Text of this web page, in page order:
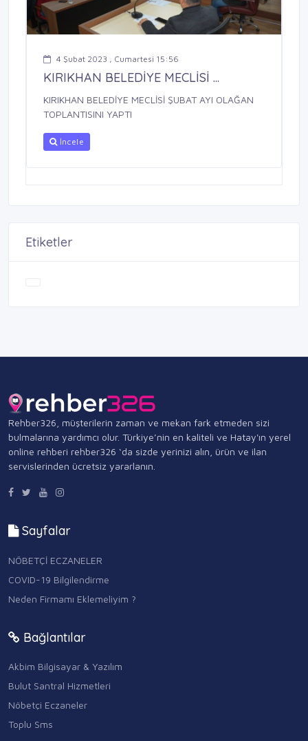
4 Şubat 2023 , Cumartesi 15:56
KIRIKHAN BELEDİYE MECLİSİ ...
KIRIKHAN BELEDİYE MECLİSİ ŞUBAT AYI OLAĞAN
TOPLANTISINI YAPTI
İncele
Etiketler
Rehber326, müşterilerin zaman ve mekan fark etmeden sizi
bulmalarına yardımcı olur. Türkiye’nin en kaliteli ve Hatay'ın yerel
online rehberi rehber326 ‘da sizde yerinizi alın, ürün ve ilan
servislerinden ücretsiz yararlanın.
Sayfalar
NÖBETÇİ ECZANELER
COVID-19 Bilgilendirme
Neden Firmamı Eklemeliyim ?
Bağlantılar
Akbim Bilgisayar & Yazılım
Bulut Santral Hizmetleri
Nöbetçi Eczaneler
Toplu Sms